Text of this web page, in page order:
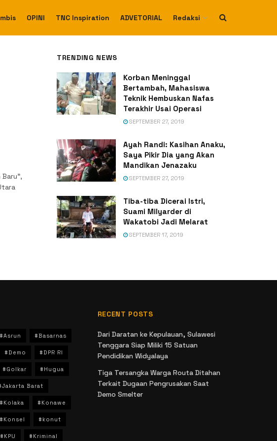
OPINI TNC Inspiration ADVETORIAL Redaksi
Baru",
TRENDING NEWS
Korban Meninggal
Bertambah, Mahasiswa
Teknik Hembuskan Nafas
Terakhir Usai Operasi
SEPTEMBER 27, 2019
Ayah Randi: Kasihan Anaku,
Saya Pikir Dia yang Akan
Mandikan Jenazaku
SEPTEMBER 27, 2019
Tiba-tiba Dicerai Istri,
Suami Milyarder di
Wakatobi Jadi Melarat
SEPTEMBER 17, 2019
#Asrun #Basarnas
#Demo #DPR RI
#Golkar #Hugua
Barat
#Kolaka #Konawe
#Konsel #konut
#KPU #Kriminal
RECENT POSTS
Dari Daratan ke Kepulauan, Sulawesi
Tenggara Siap Miliki 15 Satuan
Pendidikan Widyalaya
Tiga Tersangka Warga Routa Ditahan
Terkait Dugaan Pengrusakan Saat
Demo Smelter